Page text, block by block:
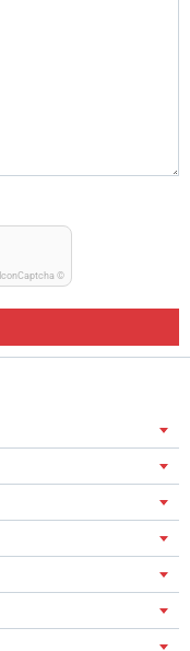
IconCaptcha ©